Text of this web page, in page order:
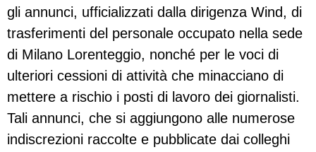
gli annunci, ufficializzati dalla dirigenza Wind, di
trasferimenti del personale occupato nella sede
di Milano Lorenteggio, nonché per le voci di
ulteriori cessioni di attività che minacciano di
mettere a rischio i posti di lavoro dei giornalisti.
Tali annunci, che si aggiungono alle numerose
indiscrezioni raccolte e pubblicate dai colleghi